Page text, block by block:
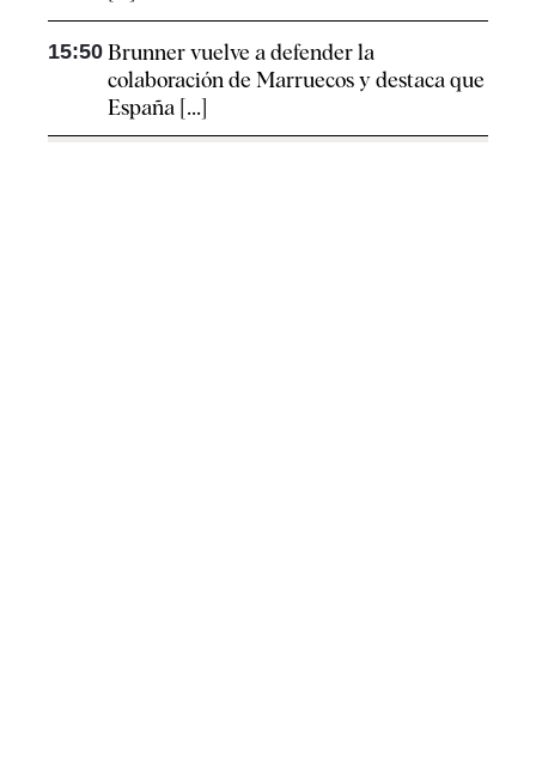
15:50 Brunner vuelve a defender la
colaboración de Marruecos y destaca que
España [...]